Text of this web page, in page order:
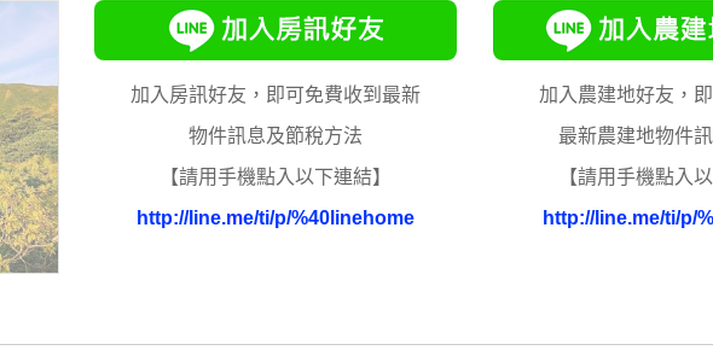
加入房訊好友，即可免費收到最新
物件訊息及節稅方法
【請用手機點入以下連結】
http://line.me/ti/p/%40linehome
加入農建地好友，
最新農建地物件
【請用手機點入
http://line.me/ti/p/